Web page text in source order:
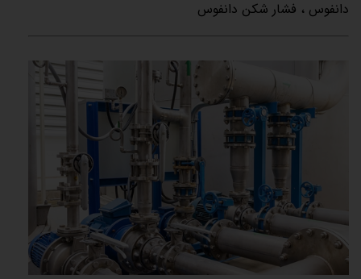
دانفوس ، فشار شکن دانفوس